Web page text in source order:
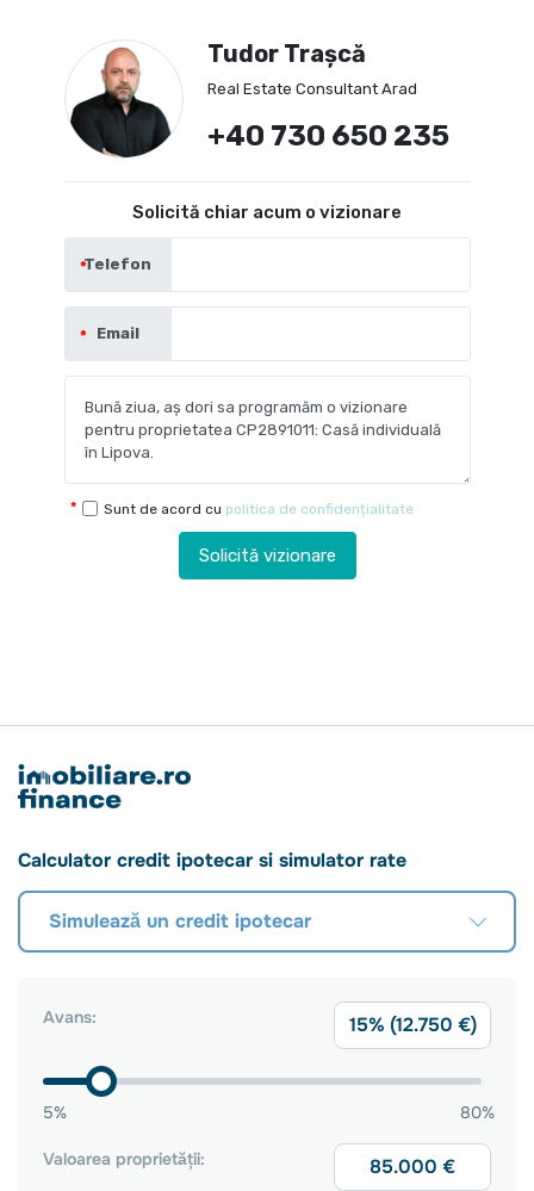
Tudor Trașcă
Real Estate Consultant Arad
+40 730 650 235
Solicită chiar acum o vizionare
Telefon
Email
Sunt de acord cu politica de confidențialitate
Solicită vizionare